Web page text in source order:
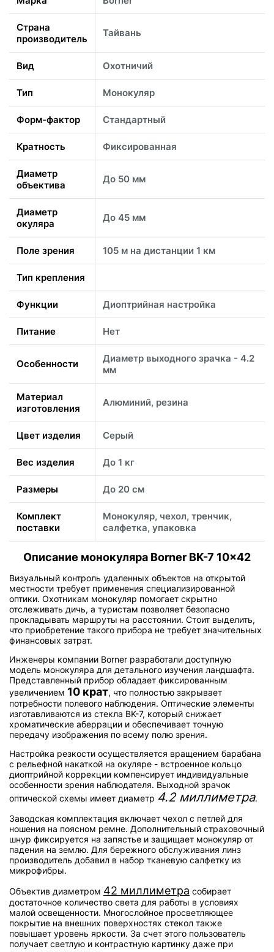
Страна
производитель
Тайвань
Вид Охотничий
Тип Монокуляр
Форм-фактор Стандартный
Кратность Фиксированная
Диаметр
объектива
До 50 мм
Диаметр
окуляра
До 45 мм
Поле зрения 105 м на дистанции 1 км
Тип крепления
Функции Диоптрийная настройка
Питание Нет
Особенности
Диаметр выходного зрачка - 4.2
мм
Материал
изготовления
Алюминий, резина
Цвет изделия Серый
Вес изделия До 1 кг
Размеры До 20 см
Комплект
поставки
Монокуляр, чехол, тренчик,
салфетка, упаковка
Описание монокуляра Borner BK-7 10x42
Визуальный контроль удаленных объектов на открытой
местности требует применения специализированной
оптики. Охотникам монокуляр помогает скрытно
отслеживать дичь, а туристам позволяет безопасно
прокладывать маршруты на расстоянии. Стоит выделить,
что приобретение такого прибора не требует значительных
финансовых затрат.
Инженеры компании Borner разработали доступную
модель монокуляра для детального изучения ландшафта.
Представленный прибор обладает фиксированным
увеличением 10 крат, что полностью закрывает
потребности полевого наблюдения. Оптические элементы
изготавливаются из стекла BK-7, который снижает
хроматические аберрации и обеспечивает точную
передачу изображения по всему полю зрения.
Настройка резкости осуществляется вращением барабана
с рельефной накаткой на окуляре - встроенное кольцо
диоптрийной коррекции компенсирует индивидуальные
особенности зрения наблюдателя. Выходной зрачок
оптической схемы имеет диаметр 4.2 миллиметра.
Заводская комплектация включает чехол с петлей для
ношения на поясном ремне. Дополнительный страховочный
шнур фиксируется на запястье и защищает монокуляр от
падения на землю. Для бережного обслуживания линз
производитель добавил в набор тканевую салфетку из
микрофибры.
Объектив диаметром 42 миллиметра собирает
достаточное количество света для работы в условиях
малой освещенности. Многослойное просветляющее
покрытие на внешних поверхностях стекол также
повышает уровень яркости. За счет этого пользователь
получает светлую и контрастную картинку даже при